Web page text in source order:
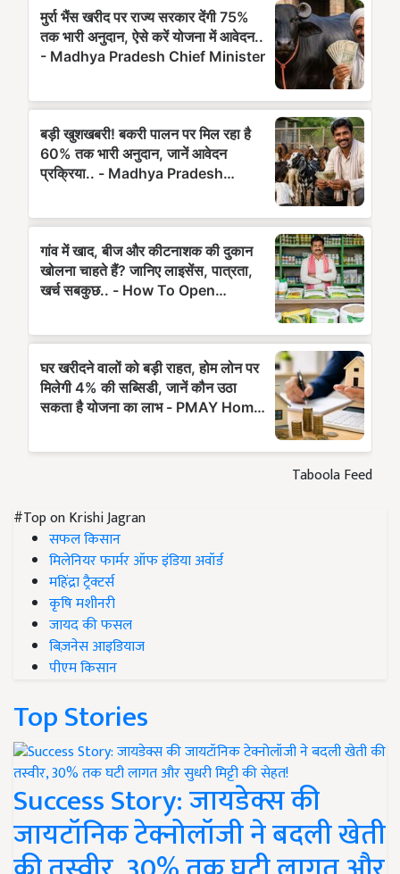
Taboola Feed
#Top on Krishi Jagran
सफल किसान
मिलेनियर फार्मर ऑफ इंडिया अवॉर्ड
महिंद्रा ट्रैक्टर्स
कृषि मशीनरी
जायद की फसल
बिज़नेस आइडियाज
पीएम किसान
Top Stories
Success Story: जायडेक्स की
जायटॉनिक टेक्नोलॉजी ने बदली खेती